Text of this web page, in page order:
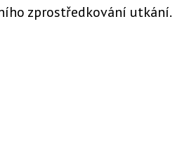
zprostředkování utkání.